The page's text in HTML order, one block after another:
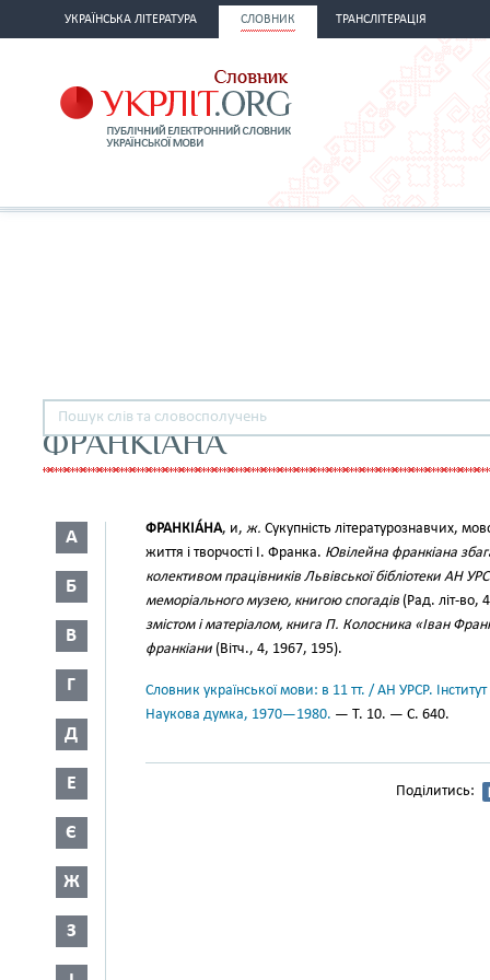
УКРАЇНСЬКА ЛІТЕРАТУРА СЛОВНИК ТРАНСЛІТЕРАЦІЯ
ФРАНКІАНА
А
Б
В
Г
Д
Е
Є
Ж
З
ФРАНКІА́НА, и, ж. Сукупність літературознавчих,
життя і творчості І. Франка. Ювілейна франкіана
колективом працівників Львівської бібліотеки АН
меморіального музею, книгою спогадів (Рад. літ-во,
змістом і матеріалом, книга П. Колосника «Іван
франкіани (Вітч., 4, 1967, 195).
Словник української мови: в 11 тт. / АН УРСР.
Наукова думка, 1970—1980. — Т. 10. — С. 640.
Поділитись: